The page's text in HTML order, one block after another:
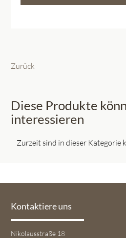
Zurück
Diese Produkte
interessieren
Zurzeit sind in dieser Kategorie
Kontaktiere uns
Nikolausstraße 18